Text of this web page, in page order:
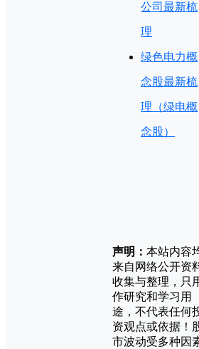
公司最新梳
理
绿色电力概
念股最新梳
理（绿电概
念股）
声明： 本站内容
来自网络公开资
收集与整理，只
作研究和学习用
途，不代表任何
资观点或依据！
市波动受多种因